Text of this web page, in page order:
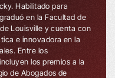
Habilitado para
en la Facultad de
Louisville y cuenta con
e innovadora en la
Entre los
los premios a la
de Abogados de